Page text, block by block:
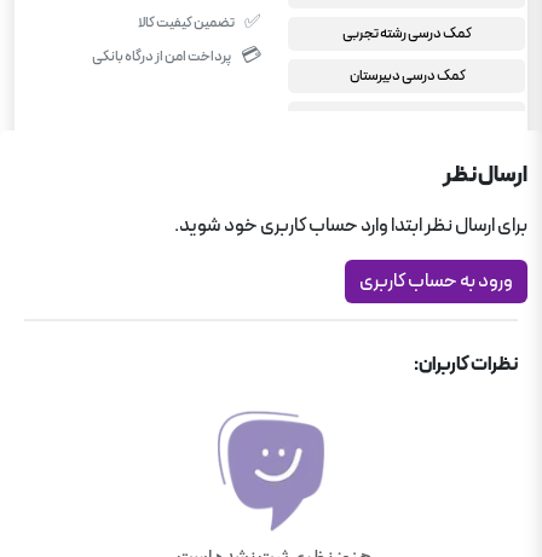
کمک درسی رشته تجربی
کمک درسی دبیرستان
✅ تضمین کیفیت کالا
💳 پرداخت امن از درگاه بانکی
ارسال نظر
برای ارسال نظر ابتدا وارد حساب کاربری خود شوید.
ورود به حساب کاربری
نظرات کاربران: